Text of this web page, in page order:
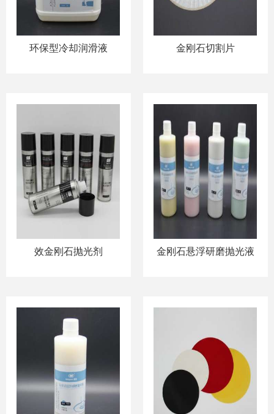
环保型冷却润滑液 金刚石切割片
效金刚石抛光剂 金刚石悬浮研磨抛光液